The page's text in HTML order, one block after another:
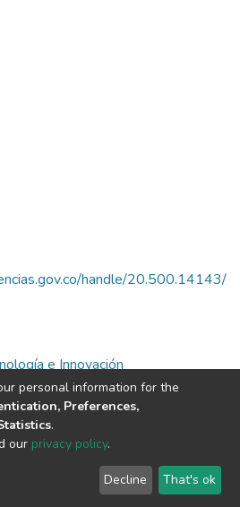
handle/20.500.14143/
e Innovación
© 2002-2026
End User
Agreement
Send
Feedback
personal information for the
Preferences,
.
our privacy policy.
Decline That's ok